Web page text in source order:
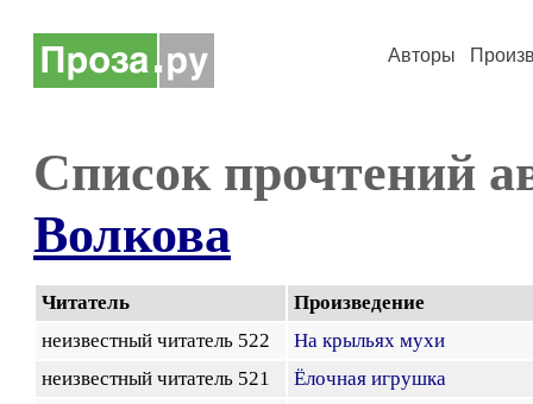
Авторы
Список прочтений
Волкова
Читатель
Произведение
неизвестный читатель 522
На крыльях мухи
неизвестный читатель 521
Ёлочная игрушка